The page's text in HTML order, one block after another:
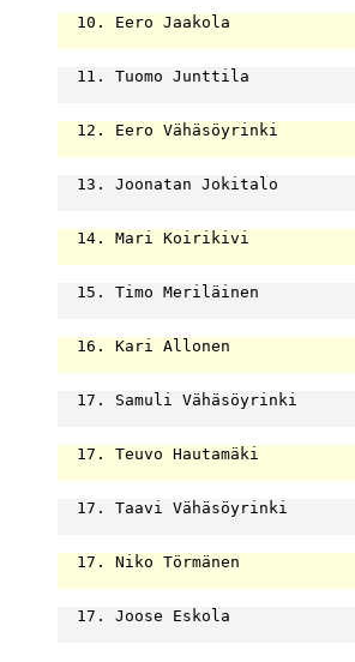
10. Eero Jaakola
11. Tuomo Junttila
12. Eero Vähäsöyrinki
13. Joonatan Jokitalo
14. Mari Koirikivi
15. Timo Meriläinen
16. Kari Allonen
17. Samuli Vähäsöyrinki
17. Teuvo Hautamäki
17. Taavi Vähäsöyrinki
17. Niko Törmänen
17. Joose Eskola